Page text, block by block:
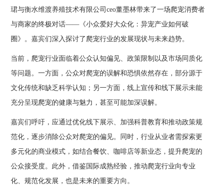
珺与衡水维渡养殖技术有限公司ceo董墨林带来了一场爬宠消费者
与商家的终极对话——《小众爱好大众化：异宠产业如何破
圈》。嘉宾们深入探讨了爬宠行业的发展现状与未来趋势。
当前，爬宠行业面临着公众认知偏见、政策限制以及市场同质化
等问题。一方面，公众对爬宠的误解和恐惧依然存在，部分源于
文化传统和缺乏科学认知；另一方面，线上宣传和线下展示未能
充分呈现爬宠的健康与魅力，甚至可能加深误解。
嘉宾们呼吁，应通过优化线下展示、加强科普教育和推动政策规
范化，逐步消除公众对爬宠的偏见。同时，行业从业者需探索更
多元化的商业模式，如结合餐饮、咖啡店等新业态，提升爬宠的
公众接受度。此外，借鉴国际成熟经验，推动爬宠行业向专业
化、规范化发展，也是未来的重要方向。